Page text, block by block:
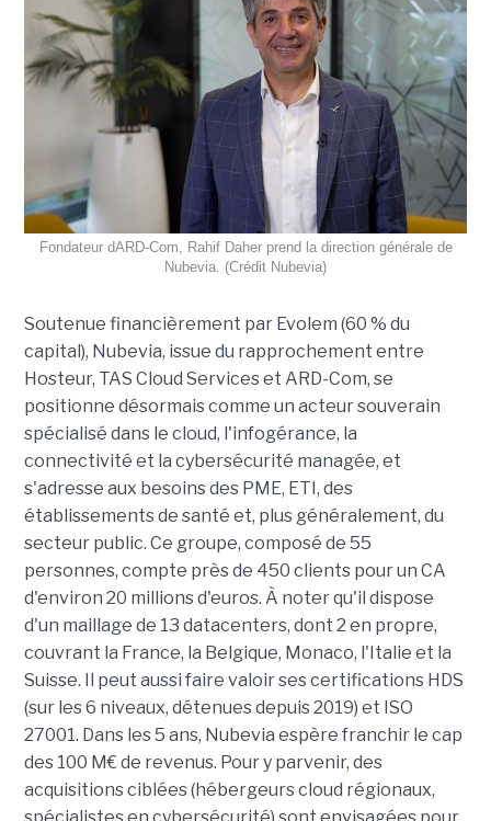
Fondateur dARD-Com, Rahif Daher prend la direction générale de
Nubevia. (Crédit Nubevia)
Soutenue financièrement par Evolem (60 % du
capital), Nubevia, issue du rapprochement entre
Hosteur, TAS Cloud Services et ARD-Com, se
positionne désormais comme un acteur souverain
spécialisé dans le cloud, l'infogérance, la
connectivité et la cybersécurité managée, et
s'adresse aux besoins des PME, ETI, des
établissements de santé et, plus généralement, du
secteur public. Ce groupe, composé de 55
personnes, compte près de 450 clients pour un CA
d'environ 20 millions d'euros. À noter qu'il dispose
d'un maillage de 13 datacenters, dont 2 en propre,
couvrant la France, la Belgique, Monaco, l'Italie et la
Suisse. Il peut aussi faire valoir ses certifications HDS
(sur les 6 niveaux, détenues depuis 2019) et ISO
27001. Dans les 5 ans, Nubevia espère franchir le cap
des 100 M€ de revenus. Pour y parvenir, des
acquisitions ciblées (hébergeurs cloud régionaux,